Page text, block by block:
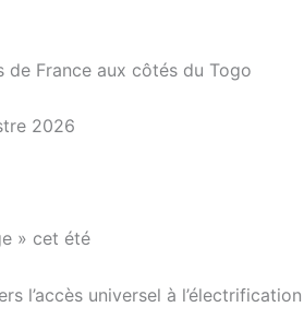
de France aux côtés du Togo
2026
» cet été
l’accès universel à l’électrification